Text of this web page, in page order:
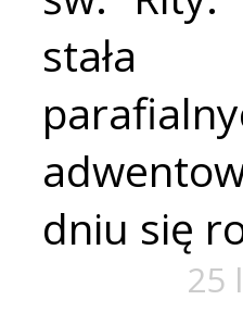
stała
dniu się
25